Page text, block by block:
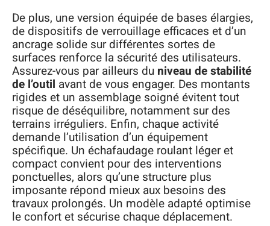
De plus, une version équipée de bases élargies,
de dispositifs de verrouillage efficaces et d’un
ancrage solide sur différentes sortes de
surfaces renforce la sécurité des utilisateurs.
Assurez-vous par ailleurs du niveau de stabilité
de l’outil avant de vous engager. Des montants
rigides et un assemblage soigné évitent tout
risque de déséquilibre, notamment sur des
terrains irréguliers. Enfin, chaque activité
demande l’utilisation d’un équipement
spécifique. Un échafaudage roulant léger et
compact convient pour des interventions
ponctuelles, alors qu’une structure plus
imposante répond mieux aux besoins des
travaux prolongés. Un modèle adapté optimise
le confort et sécurise chaque déplacement.